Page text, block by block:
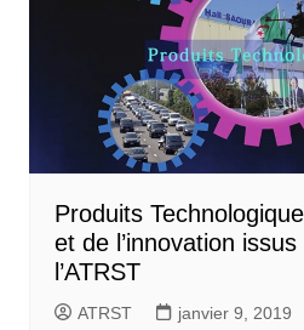
Produits
et de l’innovation
l’ATRST
ATRST janvier 9, 2019